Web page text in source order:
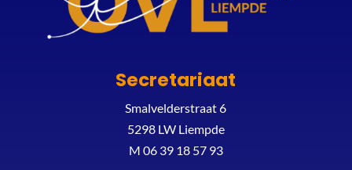
Secretariaat
Smalvelderstraat 6
5298 LW Liempde
M 06 39 18 57 93